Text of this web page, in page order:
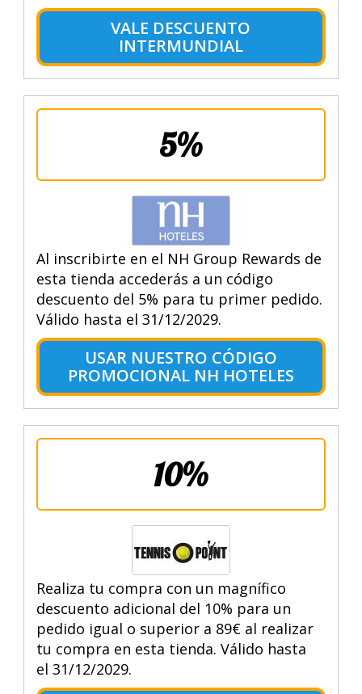
VALE DESCUENTO
INTERMUNDIAL
5%
Al inscribirte en el NH Group Rewards de
esta tienda accederás a un código
descuento del 5% para tu primer pedido.
Válido hasta el 31/12/2029.
USAR NUESTRO CÓDIGO
PROMOCIONAL NH HOTELES
10%
Realiza tu compra con un magnífico
descuento adicional del 10% para un
pedido igual o superior a 89€ al realizar
tu compra en esta tienda. Válido hasta
el 31/12/2029.